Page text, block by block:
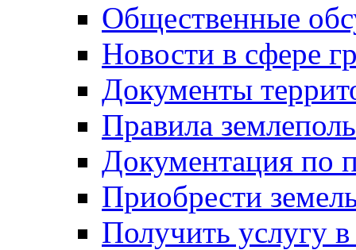
Общественные
Новости в сфере
Документы
Правила
Документация по
Приобрести
Получить услугу в